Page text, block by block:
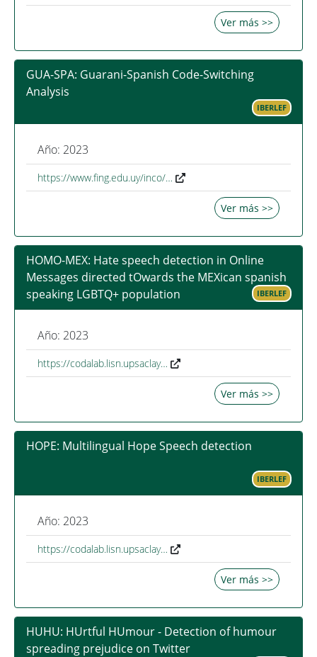
Ver más >>
GUA-SPA: Guarani-Spanish Code-Switching
Analysis
IBERLEF
Año: 2023
https://www.fing.edu.uy/inco/…
Ver más >>
HOMO-MEX: Hate speech detection in Online
Messages directed tOwards the MEXican spanish
speaking LGBTQ+ population
IBERLEF
Año: 2023
https://codalab.lisn.upsaclay…
Ver más >>
HOPE: Multilingual Hope Speech detection
IBERLEF
Año: 2023
https://codalab.lisn.upsaclay…
Ver más >>
HUHU: HUrtful HUmour - Detection of humour
spreading prejudice on Twitter